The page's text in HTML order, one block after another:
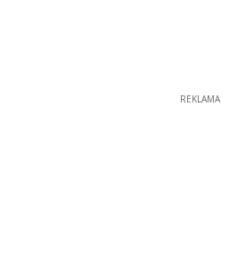
REKLAMA